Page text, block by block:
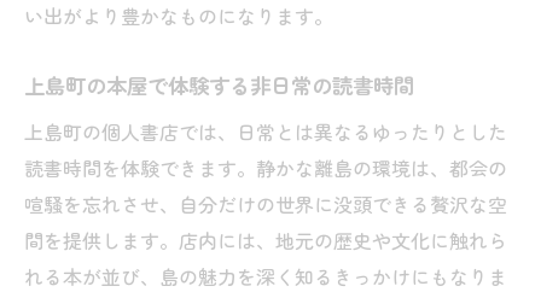
い出がより豊かなものになります。
上島町の本屋で体験する非日常の読書時間
上島町の個人書店では、日常とは異なるゆったりとした
読書時間を体験できます。静かな離島の環境は、都会の
喧騒を忘れさせ、自分だけの世界に没頭できる贅沢な空
間を提供します。店内には、地元の歴史や文化に触れら
れる本が並び、島の魅力を深く知るきっかけにもなりま